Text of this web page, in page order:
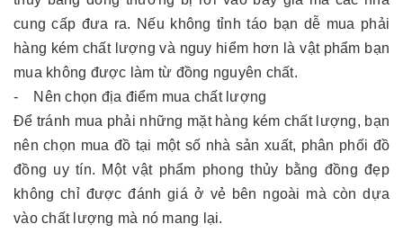
cung cấp đưa ra. Nếu không tỉnh táo bạn dễ mua phải
hàng kém chất lượng và nguy hiểm hơn là vật phẩm bạn
mua không được làm từ đồng nguyên chất.
- Nên chọn địa điểm mua chất lượng
Để tránh mua phải những mặt hàng kém chất lượng, bạn
nên chọn mua đồ tại một số nhà sản xuất, phân phối đồ
đồng uy tín. Một vật phẩm phong thủy bằng đồng đẹp
không chỉ được đánh giá ở vẻ bên ngoài mà còn dựa
vào chất lượng mà nó mang lại.